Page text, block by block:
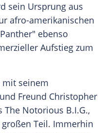
sein Ursprung aus
afro-amerikanischen
ebenso
Aufstieg zum
mit seinem
Freund Christopher
The Notorious B.I.G.,
Teil. Immerhin